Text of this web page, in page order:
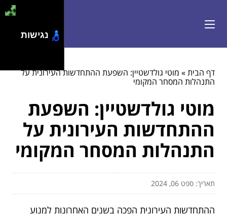
דף הבית» מוטי גולדשטיין: השפעת ההתחדשות העירונית על
התנהלות המסחר המקומי
מוטי גולדשטיין: השפעת
ההתחדשות העירונית על
התנהלות המסחר המקומי
תאריך: ספט 06, 2024
ההתחדשות העירונית הפכה בשנים האחרונות למנוע
נגישות